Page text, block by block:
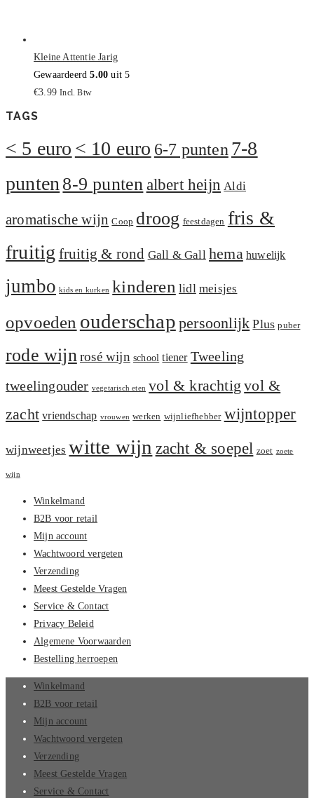
Kleine Attentie Jarig
Gewaardeerd5.00 uit 5
€3.99 Incl. Btw
TAGS
< 5 euro < 10 euro 6-7 punten7-8
punten8-9 puntenalbert heijn Aldi
aromatische wijn Coop droog feestdagen fris &
fruitig fruitig & rond Gall & Gall hema huwelijk
jumbo kids en kurken kinderen lidl meisjes
opvoeden ouderschap persoonlijk Plus puber
rode wijn rosé wijn school tiener Tweeling
tweelingouder vegetarisch eten vol & krachtig vol &
zacht vriendschap vrouwen werken wijnliefhebber wijntopper
wijnweetjes witte wijn zacht & soepel zoet zoete
wijn
Winkelmand
B2B voor retail
Mijn account
Wachtwoord vergeten
Verzending
Meest Gestelde Vragen
Service & Contact
Privacy Beleid
Algemene Voorwaarden
Bestelling herroepen
Winkelmand
B2B voor retail
Mijn account
Wachtwoord vergeten
Verzending
Meest Gestelde Vragen
Service & Contact